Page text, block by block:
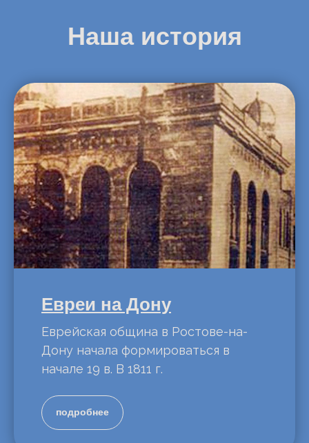
Наша история
Евреи на Дону
Еврейская община в Ростове-на-
Дону начала формироваться в
начале 19 в. В 1811 г.
подробнее